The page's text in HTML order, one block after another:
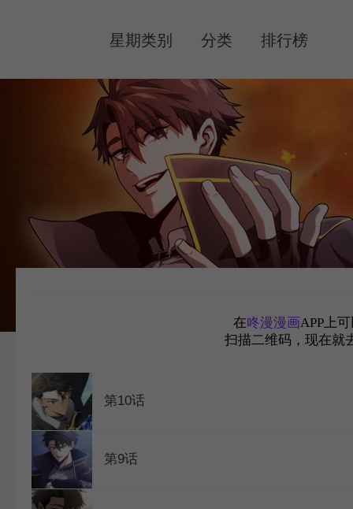
WEBTOON
星期类别 分类 排行榜
在咚漫漫画APP上
扫描二维码，现在就
第10话
第9话